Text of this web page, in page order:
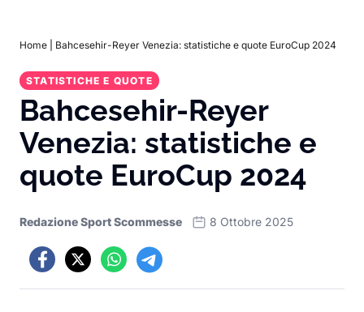
Home Bahcesehir-Reyer Venezia: statistiche e quote EuroCup 2024
STATISTICHE E QUOTE
Bahcesehir-Reyer
Venezia: statistiche e
quote EuroCup 2024
Redazione Sport Scommesse 8 Ottobre 2025